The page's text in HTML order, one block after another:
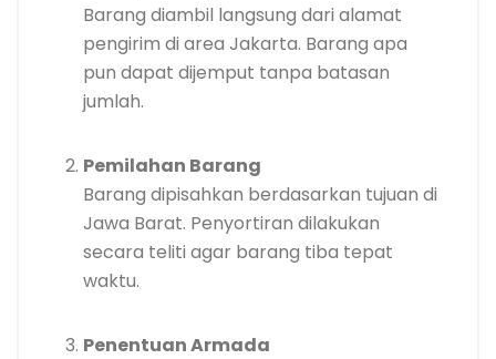
Barang diambil langsung dari alamat
pengirim di area Jakarta. Barang apa
pun dapat dijemput tanpa batasan
jumlah.
Pemilahan Barang
Barang dipisahkan berdasarkan tujuan di
Jawa Barat. Penyortiran dilakukan
secara teliti agar barang tiba tepat
waktu.
Penentuan Armada